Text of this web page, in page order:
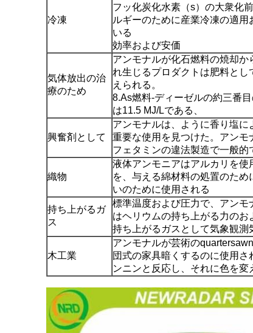
冷凍
フッ化炭化水素（s）の大衆化
ルギーのために産業冷凍の適
いる
効率および安価
気体放出の治
療のため
アンモナルが化石燃料の焼却
れ生じるプロダクトは肥料と
えられる。
8.As燃料-ディーゼルの約三番
は11.5 MJ/Lである、
興奮剤として
アンモナルは、ように香り塩
重要な使用を見つけた。アン
フェタミンの違法製造で一般的
織物
液体アンモニアはアルカリを
を、与える綿材料の処置のた
いのために使用される
持ち上がるガ
ス
標準温度および圧力で、アン
はヘリウムの持ち上がる力の
持ち上がるガスとして気象観
木工業
アンモナルが芸術の
団式の家具暗くするのに使用
ンニンと反応し、それに色を変